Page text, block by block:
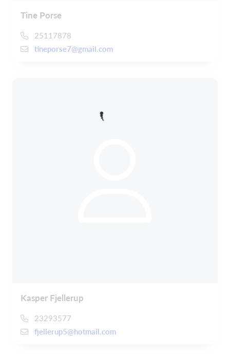
Tine Porse
25117878
tineporse7@gmail.com
Kasper Fjellerup
23293577
fjellerup5@hotmail.com